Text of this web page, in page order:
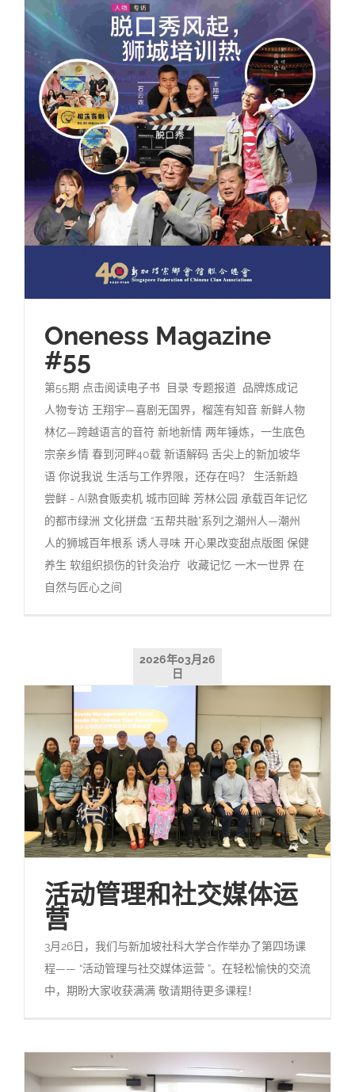
Oneness Magazine
#55
第55期 点击阅读电子书 目录 专题报道 品牌炼成记
人物专访 王翔宇—喜剧无国界，榴莲有知音 新鲜人物
林亿—跨越语言的音符 新地新情 两年锤炼，一生底色
宗亲乡情 春到河畔40载 新语解码 舌尖上的新加坡华
语 你说我说 生活与工作界限，还存在吗？ 生活新趋
尝鲜 - AI熟食贩卖机 城市回眸 芳林公园 承载百年记忆
的都市绿洲 文化拼盘 “五帮共融”系列之潮州人—潮州
人的狮城百年根系 诱人寻味 开心果改变甜点版图 保健
养生 软组织损伤的针灸治疗 收藏记忆 一木一世界 在
自然与匠心之间
2026年03月26
日
活动管理和社交媒体运
营
3月26日，我们与新加坡社科大学合作举办了第四场课
程—— “活动管理与社交媒体运营 ”。在轻松愉快的交流
中，期盼大家收获满满 敬请期待更多课程！